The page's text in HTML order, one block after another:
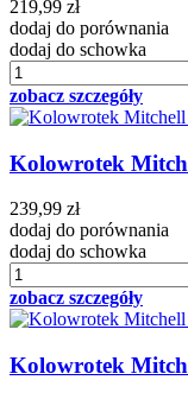
219,99 zł
dodaj do porównania
dodaj do schowka
zobacz szczegóły
Kolowrotek
239,99 zł
dodaj do porównania
dodaj do schowka
zobacz szczegóły
Kolowrotek